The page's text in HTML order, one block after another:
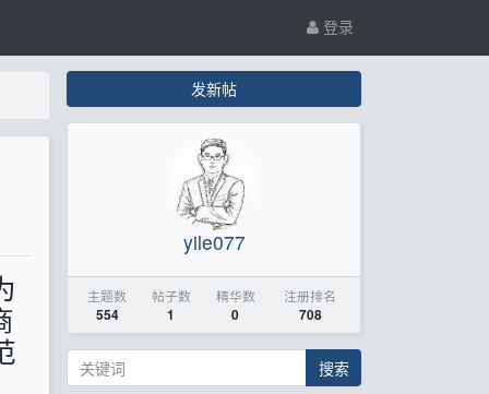
登录
发新帖
yile077
主题数
554
帖子数
1
精华数
0
注册排名
708
搜索